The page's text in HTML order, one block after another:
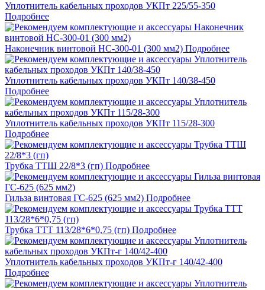
Уплотнитель кабельных проходов УКПт 225/55-350
Подробнее
Наконечник винтовой НС-300-01 (300 мм2) Подробнее
Уплотнитель кабельных проходов УКПт 140/38-450
Подробнее
Уплотнитель кабельных проходов УКПт 115/28-300
Подробнее
Трубка ТТШ 22/8*3 (гп) Подробнее
Гильза винтовая ГС-625 (625 мм2) Подробнее
Трубка ТТТ 113/28*6*0,75 (гп) Подробнее
Уплотнитель кабельных проходов УКПт-г 140/42-400
Подробнее